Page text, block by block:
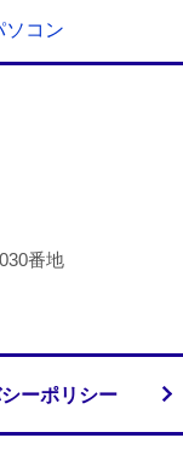
ソコン
番地
ーポリシー